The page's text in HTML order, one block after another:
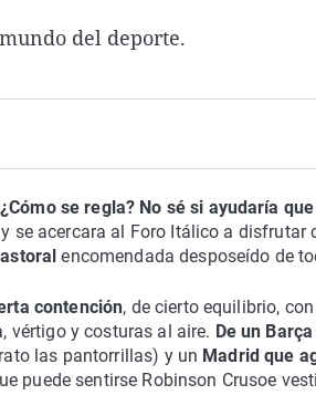
del deporte.
se regla? No sé si ayudaría
se acercara al Foro Itálico a disfrutar
encomendada desposeído de
contención, de cierto equilibrio,
vértigo y costuras al aire. De un
las pantorrillas) y un Madrid que
puede sentirse Robinson Crusoe